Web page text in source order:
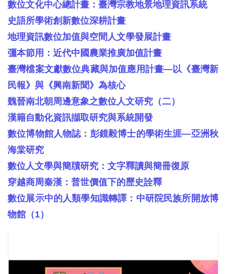
數位文化中心總計畫：臺灣宗教地景地理資訊系統
史語所學術創新數位深耕計畫
地理資訊數位加值與空間人文學發展計畫
彊本節用：近代中國農業推廣加值計畫
臺灣檔案文獻數位典藏與加值應用計畫—以《臺灣新
民報》與《興南新聞》為核心
魏晉南北朝周邊意象之數位人文研究（二）
漢籍自動化資訊擷取研究與系統開發
數位博物館人物誌：彭鏡毅博士的學術生涯—亞洲秋
海棠研究
數位人文學與簡牘研究：文字釋讀與簡冊復原
穿越商周秦漢：普世價值下的歷史詮釋
數位展示中的人類學知識轉譯：中研院民族所開放博
物館（1）
究